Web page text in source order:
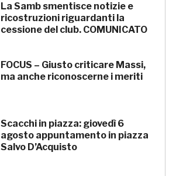
La Samb smentisce notizie e
ricostruzioni riguardanti la
cessione del club. COMUNICATO
FOCUS – Giusto criticare Massi,
ma anche riconoscerne i meriti
Scacchi in piazza: giovedì 6
agosto appuntamento in piazza
Salvo D’Acquisto